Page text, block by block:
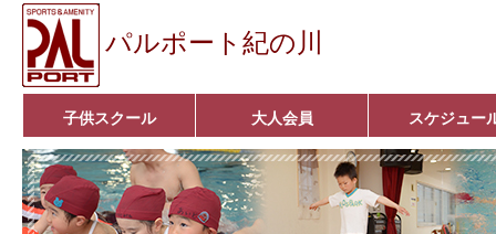
パルポート紀の川
子供スクール
ベビーコース
幼児コース
小学生コース
育成コース
選手コース
キッズパーク(体操教室)
子どもダンス教室
■入会案内■
大人会員
アクア悠々クラブ
いきいきコース
■入会案内■
スケジュー